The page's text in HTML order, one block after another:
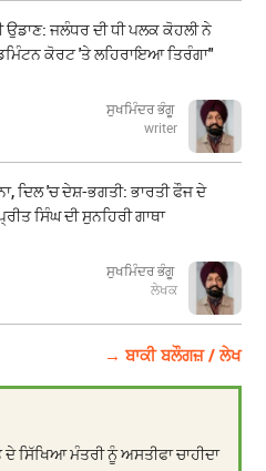
ਜਲੰਧਰ ਦੀ ਧੀ ਪਲਕ ਕੋਹਲੀ ਨੇ
ਕੋਰਟ 'ਤੇ ਲਹਿਰਾਇਆ ਤਿਰੰਗਾ"
ਸੁਖਮਿੰਦਰ ਭੰਗੂ
writer
ਦਿਲ 'ਚ ਦੇਸ਼-ਭਗਤੀ: ਭਾਰਤੀ ਫੌਜ ਦੇ
ਸਿੰਘ ਦੀ ਸੁਨਹਿਰੀ ਗਾਥਾ
ਸੁਖਮਿੰਦਰ ਭੰਗੂ
ਲੇਖਕ
→ ਬਾਕੀ ਬਲੌਗਜ਼ / ਲੇਖ
ਸਿੱਖਿਆ ਮੰਤਰੀ ਨੂੰ ਅਸਤੀਫਾ ਚਾਹੀਦਾ